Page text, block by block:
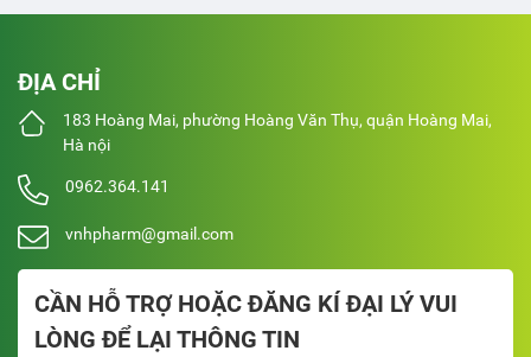
ĐỊA CHỈ
183 Hoàng Mai, phường Hoàng Văn Thụ, quận Hoàng Mai,
Hà nội
0962.364.141
vnhpharm@gmail.com
CẦN HỖ TRỢ HOẶC ĐĂNG KÍ ĐẠI LÝ VUI
LÒNG ĐỂ LẠI THÔNG TIN